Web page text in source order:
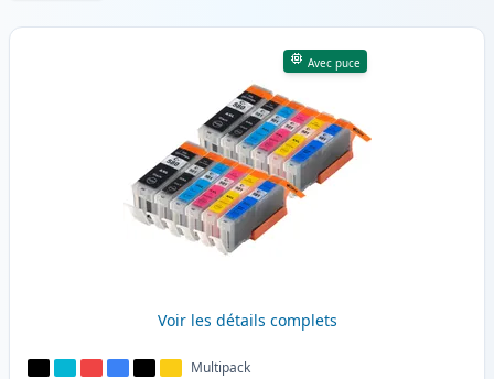
Produits
Avec puce
Voir les détails complets
Multipack